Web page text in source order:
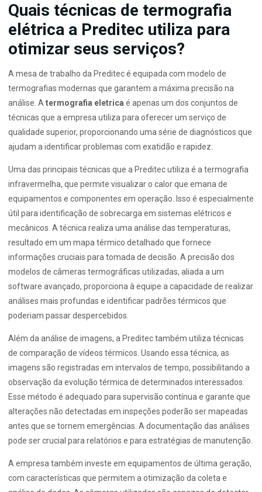
Quais técnicas de termografia
elétrica a Preditec utiliza para
otimizar seus serviços?
A mesa de trabalho da Preditec é equipada com modelo de
termografias modernas que garantem a máxima precisão na
análise. A termografia eletrica é apenas um dos conjuntos de
técnicas que a empresa utiliza para oferecer um serviço de
qualidade superior, proporcionando uma série de diagnósticos que
ajudam a identificar problemas com exatidão e rapidez.
Uma das principais técnicas que a Preditec utiliza é a termografia
infravermelha, que permite visualizar o calor que emana de
equipamentos e componentes em operação. Isso é especialmente
útil para identificação de sobrecarga em sistemas elétricos e
mecânicos. A técnica realiza uma análise das temperaturas,
resultado em um mapa térmico detalhado que fornece
informações cruciais para tomada de decisão. A precisão dos
modelos de câmeras termográficas utilizadas, aliada a um
software avançado, proporciona à equipe a capacidade de realizar
análises mais profundas e identificar padrões térmicos que
poderiam passar despercebidos.
Além da análise de imagens, a Preditec também utiliza técnicas
de comparação de vídeos térmicos. Usando essa técnica, as
imagens são registradas em intervalos de tempo, possibilitando a
observação da evolução térmica de determinados interessados.
Esse método é adequado para supervisão contínua e garante que
alterações não detectadas em inspeções poderão ser mapeadas
antes que se tornem emergências. A documentação das análises
pode ser crucial para relatórios e para estratégias de manutenção.
A empresa também investe em equipamentos de última geração,
com características que permitem a otimização da coleta e